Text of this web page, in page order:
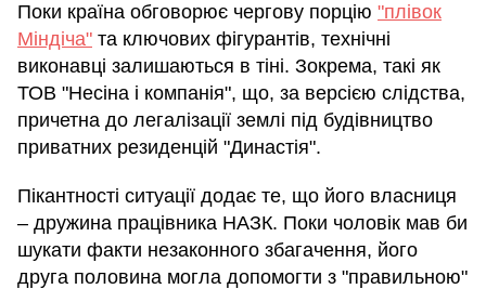
Поки країна обговорює чергову порцію "плівок
Міндіча" та ключових фігурантів, технічні
виконавці залишаються в тіні. Зокрема, такі як
ТОВ "Несіна і компанія", що, за версією слідства,
причетна до легалізації землі під будівництво
приватних резиденцій "Династія".
Пікантності ситуації додає те, що його власниця
– дружина працівника НАЗК. Поки чоловік мав би
шукати факти незаконного збагачення, його
друга половина могла допомогти з "правильною"